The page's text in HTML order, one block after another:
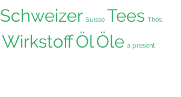
Schweizer Suisse Tees Thés
WirkstoffÖlÖle à présent